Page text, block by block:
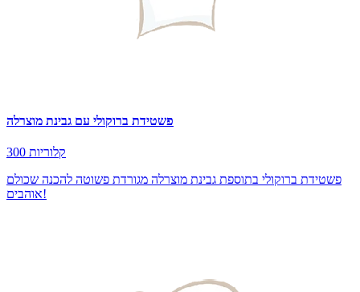
פשטידת ברוקולי עם גבינת מוצרלה
300 קלוריות
פשטידת ברוקולי בתוספת גבינת מוצרלה מגורדת פשוטה להכנה שכולם
אוהבים!